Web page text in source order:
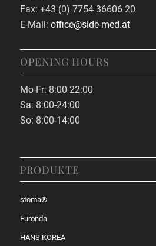
Fax: +43 (0) 7754 36606 20
E-Mail: office@side-med.at
OPENING HOURS
Mo-Fr: 8:00-22:00
Sa: 8:00-24:00
So: 8:00-14:00
PRODUKTE
stoma®
Euronda
HANS KOREA